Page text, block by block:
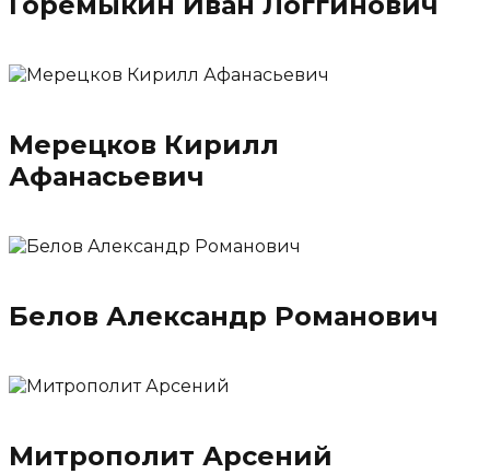
Мерецков Кирилл
Афанасьевич
Белов Александр Романович
Митрополит Арсений